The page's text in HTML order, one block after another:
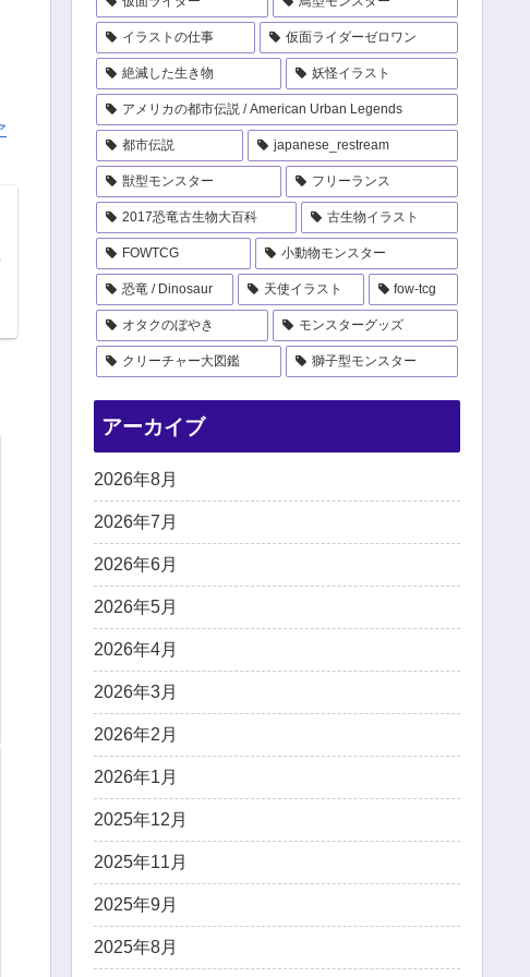
イラストの仕事 仮面ライダーゼロワン
絶滅した生き物 妖怪イラスト
アメリカの都市伝説 / American Urban Legends
都市伝説 japanese_restream
獣型モンスター フリーランス
2017恐竜古生物大百科 古生物イラスト
FOWTCG 小動物モンスター
恐竜 / Dinosaur 天使イラスト fow-tcg
オタクのぼやき モンスターグッズ
クリーチャー大図鑑 獅子型モンスター
アーカイブ
2026年8月
2026年7月
2026年6月
2026年5月
2026年4月
2026年3月
2026年2月
2026年1月
2025年12月
2025年11月
2025年9月
2025年8月